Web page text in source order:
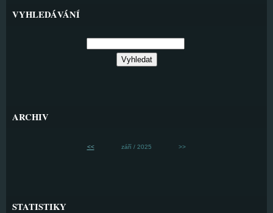
VYHLEDÁVÁNÍ
ARCHIV
<< září / 2025 >>
STATISTIKY